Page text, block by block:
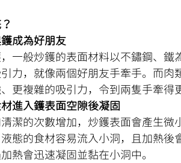
成為好朋友
一般炒鑊的表面材料以不鏽鋼、
力，就像兩個好朋友手牽手。而
更複雜的吸引力，令到兩隻手牽得
進入鑊表面空隙後凝固
潔的次數增加，炒鑊表面會產生
態的食材容易流入小洞，且加熱
熱會迅速凝固並黏在小洞中。